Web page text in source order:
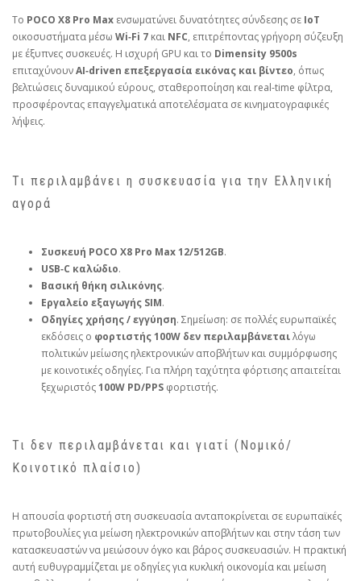
Το POCO X8 Pro Max ενσωματώνει δυνατότητες σύνδεσης σε IoT
οικοσυστήματα μέσω Wi‑Fi 7 και NFC, επιτρέποντας γρήγορη σύζευξη
με έξυπνες συσκευές. Η ισχυρή GPU και το Dimensity 9500s
επιταχύνουνAI‑driven επεξεργασία εικόνας και βίντεο, όπως
βελτιώσεις δυναμικού εύρους, σταθεροποίηση και real‑time φίλτρα,
προσφέροντας επαγγελματικά αποτελέσματα σε κινηματογραφικές
λήψεις.
Τι περιλαμβάνει η συσκευασία για την Ελληνική
αγορά
Συσκευή POCO X8 Pro Max 12/512GB.
USB‑C καλώδιο.
Βασική θήκη σιλικόνης.
Εργαλείο εξαγωγής SIM.
Οδηγίες χρήσης / εγγύηση. Σημείωση: σε πολλές ευρωπαϊκές
εκδόσεις ο φορτιστής 100W δεν περιλαμβάνεταιλόγω
πολιτικών μείωσης ηλεκτρονικών αποβλήτων και συμμόρφωσης
με κοινοτικές οδηγίες. Για πλήρη ταχύτητα φόρτισης απαιτείται
ξεχωριστός100W PD/PPS φορτιστής.
Τι δεν περιλαμβάνεται και γιατί (Νομικό/
Κοινοτικό πλαίσιο)
Η απουσία φορτιστή στη συσκευασία ανταποκρίνεται σε ευρωπαϊκές
πρωτοβουλίες για μείωση ηλεκτρονικών αποβλήτων και στην τάση των
κατασκευαστών να μειώσουν όγκο και βάρος συσκευασιών. Η πρακτική
αυτή ευθυγραμμίζεται με οδηγίες για κυκλική οικονομία και μείωση